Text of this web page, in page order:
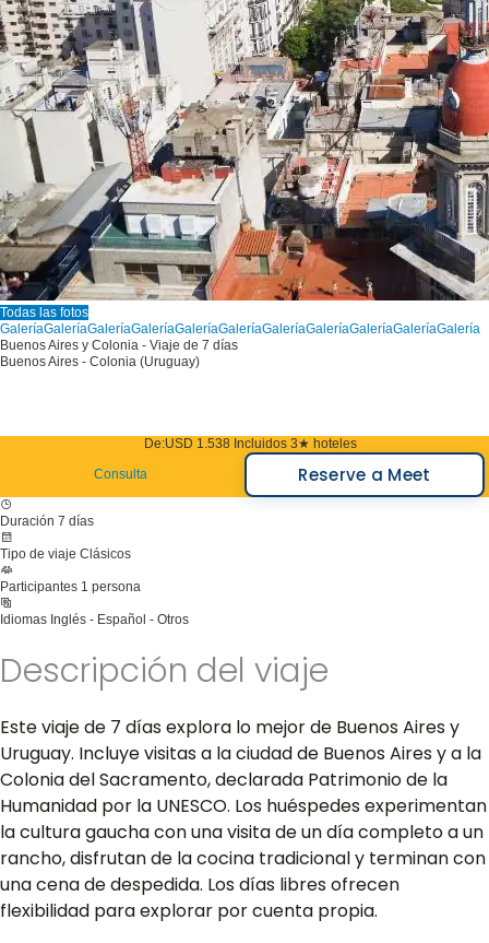
Todas las fotos
GaleríaGaleríaGaleríaGaleríaGaleríaGaleríaGaleríaGaleríaGaleríaGaleríaGalería
Buenos Aires y Colonia - Viaje de 7 días
Buenos Aires - Colonia (Uruguay)
De:USD 1.538 Incluidos 3★ hoteles
Consulta
Reserve a Meet
Duración 7 días
Tipo de viaje Clásicos
Participantes 1 persona
Idiomas Inglés - Español - Otros
Descripción del viaje
Este viaje de 7 días explora lo mejor de Buenos Aires y
Uruguay. Incluye visitas a la ciudad de Buenos Aires y a la
Colonia del Sacramento, declarada Patrimonio de la
Humanidad por la UNESCO. Los huéspedes experimentan
la cultura gaucha con una visita de un día completo a un
rancho, disfrutan de la cocina tradicional y terminan con
una cena de despedida. Los días libres ofrecen
flexibilidad para explorar por cuenta propia.